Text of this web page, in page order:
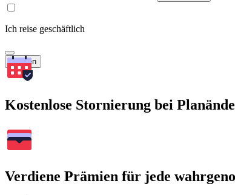
Ich reise geschäftlich
Suchen
Kostenlose Stornierung bei
Verdiene Prämien für jede